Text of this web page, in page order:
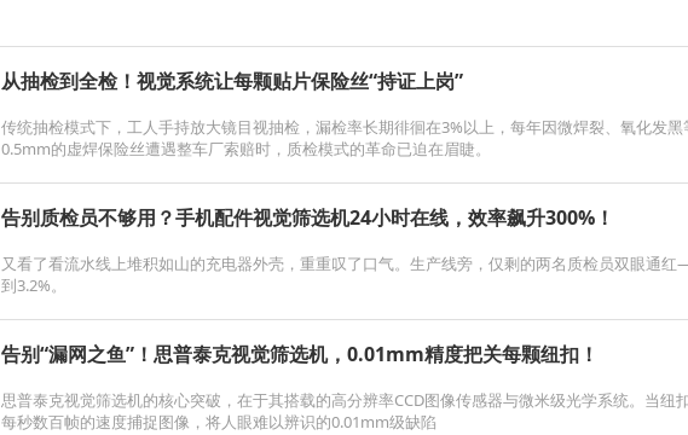
从抽检到全检！视觉系统让每颗贴片保险丝“持证上岗”
传统抽检模式下，工人手持放大镜目视抽检，漏检率长期徘徊在3%以上，每年因微焊裂、氧化发
0.5mm的虚焊保险丝遭遇整车厂索赔时，质检模式的革命已迫在眉睫。
告别质检员不够用？手机配件视觉筛选机24小时在线，效率飙升300%！
又看了看流水线上堆积如山的充电器外壳，重重叹了口气。生产线旁，仅剩的两名质检员双眼通
到3.2%。
告别“漏网之鱼”！思普泰克视觉筛选机，0.01mm精度把关每颗纽扣！
思普泰克视觉筛选机​的核心突破，在于其搭载的高分辨率CCD图像传感器与微米级光学系统。当
每秒数百帧的速度捕捉图像，将人眼难以辨识的0.01mm级缺陷